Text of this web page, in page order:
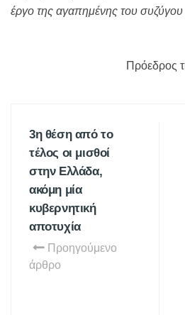
έργο της αγαπημένης του
Πρόεδρος
3η θέση από το
τέλος οι μισθοί
στην Ελλάδα,
ακόμη μία
κυβερνητική
αποτυχία
Προηγούμενο
άρθρο